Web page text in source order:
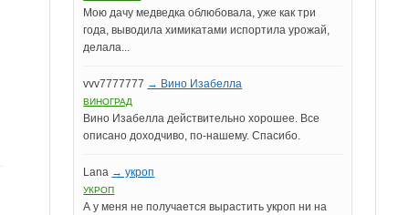
Мою дачу медведка облюбовала, уже как три
года, выводила химикатами испортила урожай,
делала...
vvv7777777 → Вино Изабелла
ВИНОГРАД
Вино Изабелла действительно хорошее. Все
описано доходчиво, по-нашему. Спасибо.
Lana → укроп
УКРОП
А у меня не получается вырастить укроп ни на